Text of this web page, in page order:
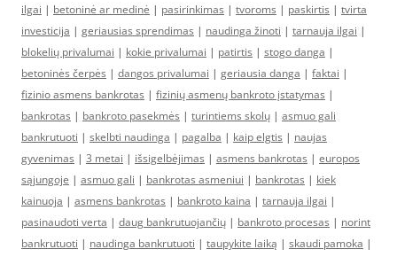
ilgai | betoninė ar medinė | pasirinkimas | tvoroms | paskirtis | tvirta
investicija | geriausias sprendimas | naudinga žinoti | tarnauja ilgai |
blokelių privalumai | kokie privalumai | patirtis | stogo danga |
betoninės čerpės | dangos privalumai | geriausia danga | faktai |
fizinio asmens bankrotas | fizinių asmenų bankroto įstatymas |
bankrotas | bankroto pasekmės | turintiems skolų | asmuo gali
bankrutuoti | skelbti naudinga | pagalba | kaip elgtis | naujas
gyvenimas | 3 metai | išsigelbėjimas | asmens bankrotas | europos
sąjungoje | asmuo gali | bankrotas asmeniui | bankrotas | kiek
kainuoja | asmens bankrotas | bankroto kaina | tarnauja ilgai |
pasinaudoti verta | daug bankrutuojančių | bankroto procesas | norint
bankrutuoti | naudinga bankrutuoti | taupykite laiką | skaudi pamoka |